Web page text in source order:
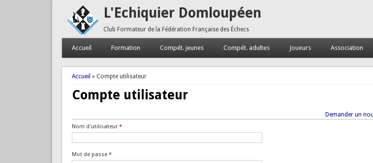
L'Echiquier Domloupéen
Club Formateur de la Fédération Française des Échecs
Accueil Formation Compét. jeunes Compét. adultes Joueurs Association
Vous êtes ici
Accueil » Compte utilisateur
Compte utilisateur
Onglets principaux Demander un
Tertiary tabs
Nom d'utilisateur*
Mot de passe *